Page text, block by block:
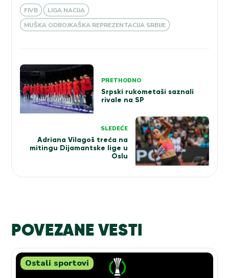
FIVB
LIGA NACIJA
MUŠKA ODBOJKAŠKA REPREZENTACIJA SRBIJE
Kretanje
članka
PRETHODNO
Srpski rukometaši saznali
rivale na SP
SLEDEĆE
Adriana Vilagoš treća na
mitingu Dijamantske lige u
Oslu
POVEZANE VESTI
Ostali sportovi